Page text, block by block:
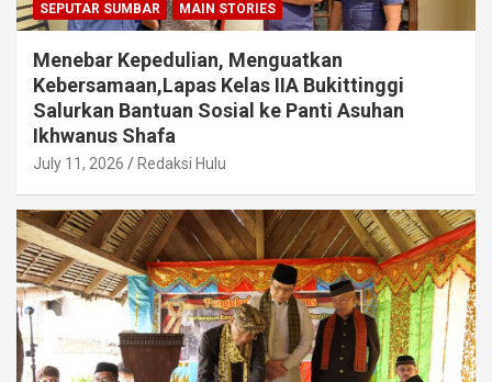
SEPUTAR SUMBAR MAIN STORIES
Menebar Kepedulian, Menguatkan
Kebersamaan,Lapas Kelas IIA Bukittinggi
Salurkan Bantuan Sosial ke Panti Asuhan
Ikhwanus Shafa
July 11, 2026 Redaksi Hulu